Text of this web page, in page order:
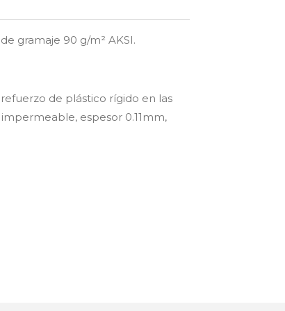
gramaje 90 g/m² AKSI.
de plástico rígido en las
espesor 0.11mm,